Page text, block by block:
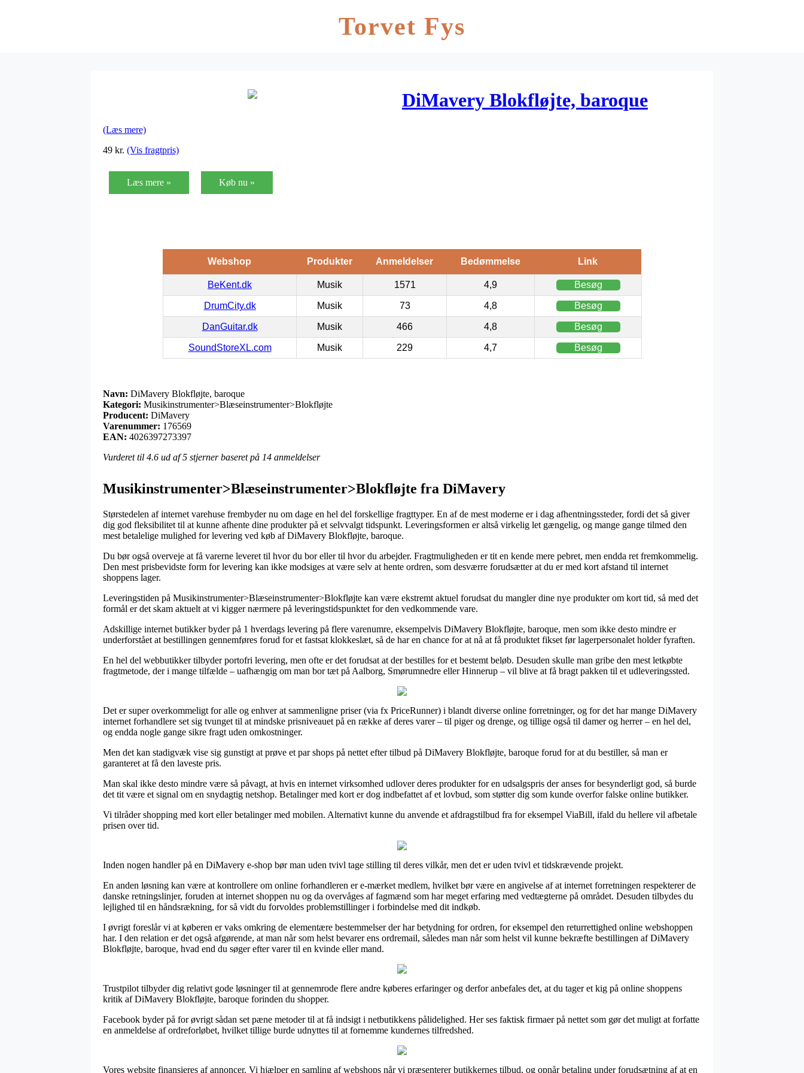
Torvet Fys
DiMavery Blokfløjte, baroque
(Læs mere)
49 kr. (Vis fragtpris)
Læs mere » Køb nu »
Webshop Produkter Anmeldelser Bedømmelse Link
BeKent.dk Musik 1571 4,9 Besøg
DrumCity.dk Musik 73 4,8 Besøg
DanGuitar.dk Musik 466 4,8 Besøg
SoundStoreXL.com Musik 229 4,7 Besøg
Navn: DiMavery Blokfløjte, baroque
Kategori: Musikinstrumenter>Blæseinstrumenter>Blokfløjte
Producent: DiMavery
Varenummer: 176569
EAN: 4026397273397
Vurderet til 4.6 ud af 5 stjerner baseret på 14 anmeldelser
Musikinstrumenter>Blæseinstrumenter>Blokfløjte fra DiMavery
Størstedelen af internet varehuse frembyder nu om dage en hel del forskellige fragttyper. En af de mest moderne er i dag afhentningssteder, fordi det så giver
dig god fleksibilitet til at kunne afhente dine produkter på et selvvalgt tidspunkt. Leveringsformen er altså virkelig let gængelig, og mange gange tilmed den
mest betalelige mulighed for levering ved køb af DiMavery Blokfløjte, baroque.
Du bør også overveje at få varerne leveret til hvor du bor eller til hvor du arbejder. Fragtmuligheden er tit en kende mere pebret, men endda ret fremkommelig.
Den mest prisbevidste form for levering kan ikke modsiges at være selv at hente ordren, som desværre forudsætter at du er med kort afstand til internet
shoppens lager.
Leveringstiden på Musikinstrumenter>Blæseinstrumenter>Blokfløjte kan være ekstremt aktuel forudsat du mangler dine nye produkter om kort tid, så med det
formål er det skam aktuelt at vi kigger nærmere på leveringstidspunktet for den vedkommende vare.
Adskillige internet butikker byder på 1 hverdags levering på flere varenumre, eksempelvis DiMavery Blokfløjte, baroque, men som ikke desto mindre er
underforstået at bestillingen gennemføres forud for et fastsat klokkeslæt, så de har en chance for at nå at få produktet fikset før lagerpersonalet holder fyraften.
En hel del webbutikker tilbyder portofri levering, men ofte er det forudsat at der bestilles for et bestemt beløb. Desuden skulle man gribe den mest letkøbte
fragtmetode, der i mange tilfælde – uafhængig om man bor tæt på Aalborg, Smørumnedre eller Hinnerup – vil blive at få bragt pakken til et udleveringssted.
Det er super overkommeligt for alle og enhver at sammenligne priser (via fx PriceRunner) i blandt diverse online forretninger, og for det har mange DiMavery
internet forhandlere set sig tvunget til at mindske prisniveauet på en række af deres varer – til piger og drenge, og tillige også til damer og herrer – en hel del,
og endda nogle gange sikre fragt uden omkostninger.
Men det kan stadigvæk vise sig gunstigt at prøve et par shops på nettet efter tilbud på DiMavery Blokfløjte, baroque forud for at du bestiller, så man er
garanteret at få den laveste pris.
Man skal ikke desto mindre være så påvagt, at hvis en internet virksomhed udlover deres produkter for en udsalgspris der anses for besynderligt god, så burde
det tit være et signal om en snydagtig netshop. Betalinger med kort er dog indbefattet af et lovbud, som støtter dig som kunde overfor falske online butikker.
Vi tilråder shopping med kort eller betalinger med mobilen. Alternativt kunne du anvende et afdragstilbud fra for eksempel ViaBill, ifald du hellere vil afbetale
prisen over tid.
Inden nogen handler på en DiMavery e-shop bør man uden tvivl tage stilling til deres vilkår, men det er uden tvivl et tidskrævende projekt.
En anden løsning kan være at kontrollere om online forhandleren er e-mærket medlem, hvilket bør være en angivelse af at internet forretningen respekterer de
danske retningslinjer, foruden at internet shoppen nu og da overvåges af fagmænd som har meget erfaring med vedtægterne på området. Desuden tilbydes du
lejlighed til en håndsrækning, for så vidt du forvoldes problemstillinger i forbindelse med dit indkøb.
I øvrigt foreslår vi at køberen er vaks omkring de elementære bestemmelser der har betydning for ordren, for eksempel den returrettighed online webshoppen
har. I den relation er det også afgørende, at man når som helst bevarer ens ordremail, således man når som helst vil kunne bekræfte bestillingen af DiMavery
Blokfløjte, baroque, hvad end du søger efter varer til en kvinde eller mand.
Trustpilot tilbyder dig relativt gode løsninger til at gennemrode flere andre køberes erfaringer og derfor anbefales det, at du tager et kig på online shoppens
kritik af DiMavery Blokfløjte, baroque forinden du shopper.
Facebook byder på for øvrigt sådan set pæne metoder til at få indsigt i netbutikkens pålidelighed. Her ses faktisk firmaer på nettet som gør det muligt at forfatte
en anmeldelse af ordreforløbet, hvilket tillige burde udnyttes til at fornemme kundernes tilfredshed.
Vores website finansieres af annoncer. Vi hjælper en samling af webshops når vi præsenterer butikkernes tilbud, og opnår betaling under forudsætning af at en